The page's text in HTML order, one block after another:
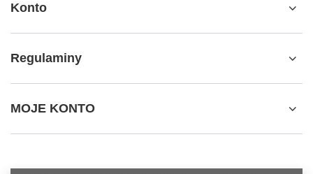
Konto
Regulaminy
MOJE KONTO